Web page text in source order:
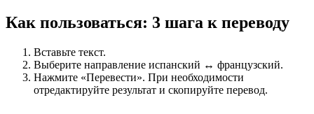
Как пользоваться: 3 шага к переводу
Вставьте текст.
Выберите направление испанский ↔ французский.
Нажмите «Перевести». При необходимости
отредактируйте результат и скопируйте перевод.